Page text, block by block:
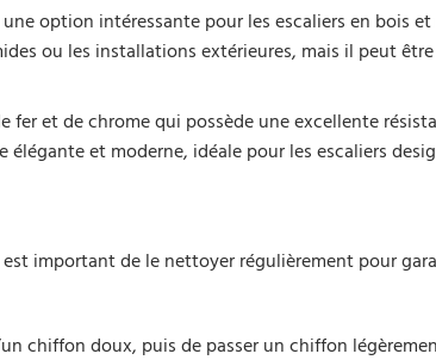
option intéressante pour les escaliers en bois et
ou les installations extérieures, mais il peut
fer et de chrome qui possède une excellente
et moderne, idéale pour les escaliers
important de le nettoyer régulièrement pour
chiffon doux, puis de passer un chiffon